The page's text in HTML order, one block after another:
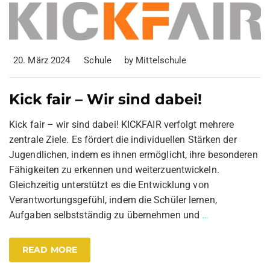
20. März 2024 Schule by Mittelschule
Kick fair – Wir sind dabei!
Kick fair – wir sind dabei! KICKFAIR verfolgt mehrere
zentrale Ziele. Es fördert die individuellen Stärken der
Jugendlichen, indem es ihnen ermöglicht, ihre besonderen
Fähigkeiten zu erkennen und weiterzuentwickeln.
Gleichzeitig unterstützt es die Entwicklung von
Verantwortungsgefühl, indem die Schüler lernen,
Aufgaben selbstständig zu übernehmen und …
READ MORE